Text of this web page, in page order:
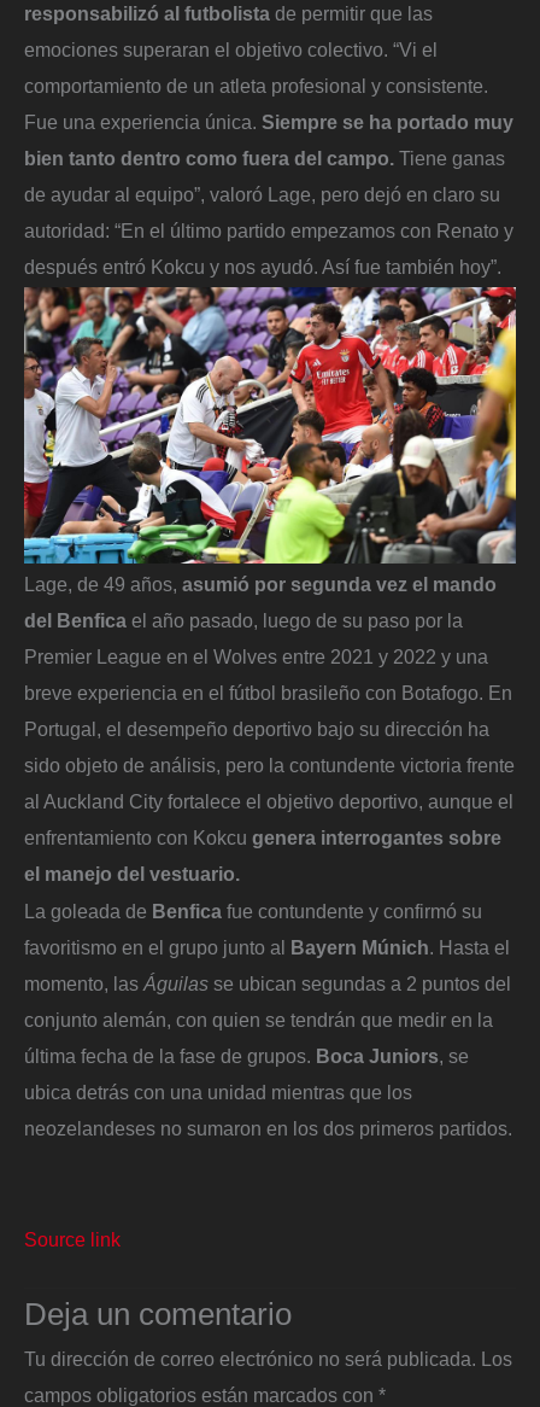
responsabilizó al futbolista de permitir que las
emociones superaran el objetivo colectivo. “Vi el
comportamiento de un atleta profesional y consistente.
Fue una experiencia única. Siempre se ha portado muy
bien tanto dentro como fuera del campo. Tiene ganas
de ayudar al equipo”, valoró Lage, pero dejó en claro su
autoridad: “En el último partido empezamos con Renato y
después entró Kokcu y nos ayudó. Así fue también hoy”.
Lage, de 49 años, asumió por segunda vez el mando
del Benfica el año pasado, luego de su paso por la
Premier League en el Wolves entre 2021 y 2022 y una
breve experiencia en el fútbol brasileño con Botafogo. En
Portugal, el desempeño deportivo bajo su dirección ha
sido objeto de análisis, pero la contundente victoria frente
al Auckland City fortalece el objetivo deportivo, aunque el
enfrentamiento con Kokcu genera interrogantes sobre
el manejo del vestuario.
La goleada de Benfica fue contundente y confirmó su
favoritismo en el grupo junto al Bayern Múnich. Hasta el
momento, las Águilas se ubican segundas a 2 puntos del
conjunto alemán, con quien se tendrán que medir en la
última fecha de la fase de grupos. Boca Juniors, se
ubica detrás con una unidad mientras que los
neozelandeses no sumaron en los dos primeros partidos.
Source link
Deja un comentario
Tu dirección de correo electrónico no será publicada. Los
campos obligatorios están marcados con *